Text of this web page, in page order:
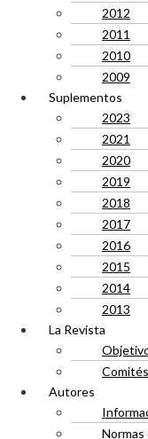
2012
2011
2010
2009
Suplementos
2023
2021
2020
2019
2018
2017
2016
2015
2014
2013
La Revista
Comités
Autores
Normas